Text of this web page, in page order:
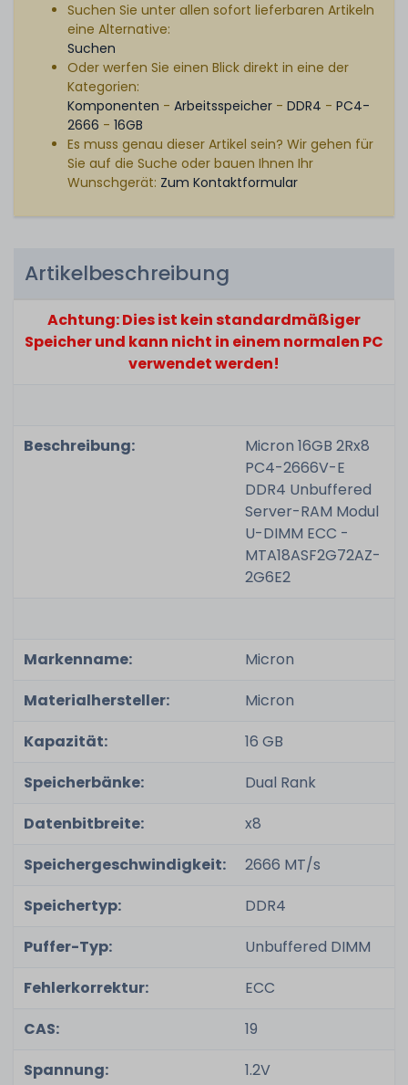
Suchen Sie unter allen sofort lieferbaren Artikeln
eine Alternative:
Suchen
Oder werfen Sie einen Blick direkt in eine der
Kategorien:
Komponenten - Arbeitsspeicher- DDR4 - PC4-
2666 - 16GB
Es muss genau dieser Artikel sein? Wir gehen für
Sie auf die Suche oder bauen Ihnen Ihr
Wunschgerät: Zum Kontaktformular
Artikelbeschreibung
Achtung: Dies ist kein standardmäßiger
Speicher und kann nicht in einem normalen PC
verwendet werden!
Beschreibung:
Micron 16GB 2Rx8
PC4-2666V-E
DDR4 Unbuffered
Server-RAM Modul
U-DIMM ECC -
MTA18ASF2G72AZ-
2G6E2
Markenname:
Micron
Materialhersteller:
Micron
Kapazität:
16 GB
Speicherbänke:
Dual Rank
Datenbitbreite:
x8
Speichergeschwindigkeit:
2666 MT/s
Speichertyp:
DDR4
Puffer-Typ:
Unbuffered DIMM
Fehlerkorrektur:
ECC
CAS:
19
Spannung:
1.2V